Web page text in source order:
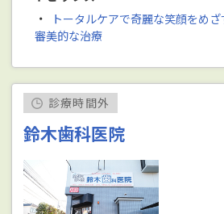
・
トータルケアで奇麗な笑顔をめ
審美的な治療
診療時間外
鈴木歯科医院